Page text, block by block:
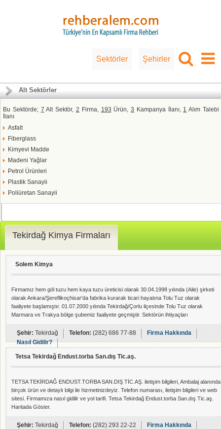
Sektörler Şehirler
Alt Sektörler
Bu Sektörde; 7 Alt Sektör, 2 Firma, 193 Ürün,3 Kampanya İlanı, 1 Alım Talebi
İlanı
Asfalt
Fiberglass
Kimyevi Madde
Madeni Yağlar
Petrol Ürünleri
Plastik Sanayii
Poliüretan Sanayii
Tekirdağ Kimya Firmaları
Solem Kimya
Firmamız hem göl tuzu hem kaya tuzu üreticisi olarak 30.04.1998 yılında (Aile) şirketi
olarak Ankara/Şereflikoçhisar'da fabrika kurarak ticari hayatına Tolu Tuz olarak
faaliyete başlamıştır. 01.07.2000 yılında Tekirdağ/Çorlu ilçesinde Tolu Tuz olarak
Marmara ve Trakya bölge şubemiz faaliyete geçmiştir. Sektörün ihtiyaçları
doğrultusunda Marmara ve Trakya bölge şubemiz 27.08.2013 yılında kimyevi madde
tedarik listesini genişletip tekstil, deterjan, kozmetik, gıda ve diğer sektörlere özel
hammaddelerini ürün portfö
Şehir:Tekirdağ Telefon:(282) 686 77-88
Firma Hakkında
Nasıl Gidilir?
Tetsa Tekirdağ Endust.torba San.dış Tic.aş.
TETSA TEKİRDAĞ ENDUST.TORBA SAN.DIŞ TİC.AŞ. iletişim bilgileri, Ambalaj alanında
birçok ürün ve detaylı bilgi ile hizmetinizdeyiz. Telefon numarası, iletişim bilgileri ve web
sitesi. Firmamıza nasıl gidilir ve yol tarifi. Tetsa Tekirdağ Endust.torba San.dış Tic.aş.
Haritada Göster.
Şehir:Tekirdağ Telefon:(282) 293 22-22
Firma Hakkında